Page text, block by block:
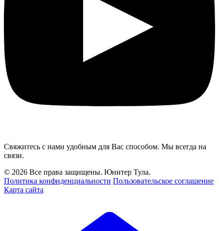
Свяжитесь с нами удобным для Вас способом. Мы всегда на
связи.
© 2026 Все права защищены. Юнитер Тула.
Политика конфиденциальности Пользовательское соглашение
Карта сайта